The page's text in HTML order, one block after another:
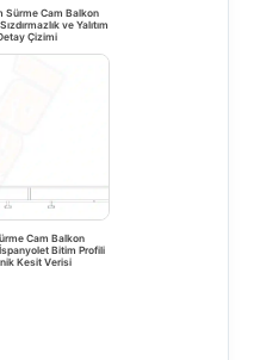
Sürme Cam Balkon
ve Yalıtım
Çizimi
Cam Balkon
Bitim Profili
Kesit Verisi